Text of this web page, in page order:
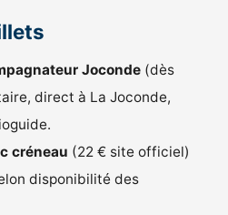
Joconde (dès
direct à La Joconde,
créneau (22 € site officiel)
disponibilité des